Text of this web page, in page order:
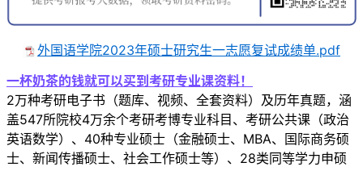
外国语学院2023年硕士研究生一志愿复试成绩单.pdf
一杯奶茶的钱就可以买到考研专业课资料！
2万种考研电子书（题库、视频、全套资料）及历年真题，涵
盖547所院校4万余个考研考博专业科目、考研公共课（政治
英语数学）、40种专业硕士（金融硕士、MBA、国际商务硕
士、新闻传播硕士、社会工作硕士等）、28类同等学力申硕